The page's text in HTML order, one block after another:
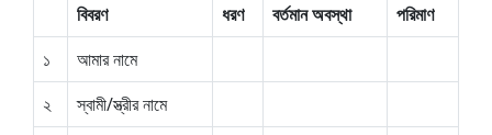
বিবরণ
ধরণ বর্তমান অবস্থা
পরিমাণ
১
আমার নামে
২
স্বামী/স্ত্রীর নামে